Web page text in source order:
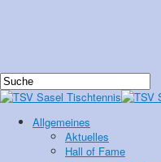
Allgemeines
Aktuelles
Hall of Fame